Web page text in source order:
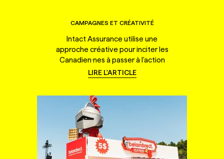
CAMPAGNES ET CRÉATIVITÉ
Intact Assurance utilise une
approche créative pour inciter les
Canadien·nes à passer à l'action
LIRE L'ARTICLE